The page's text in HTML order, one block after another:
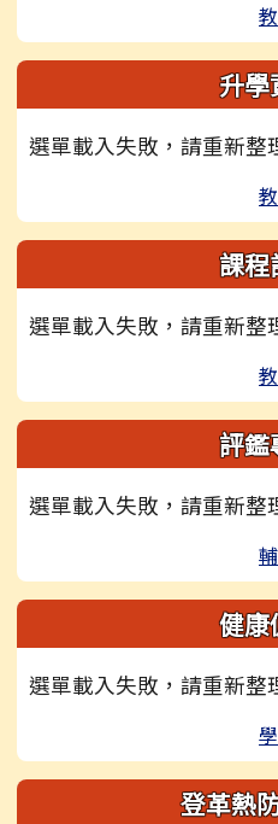
升學
選單載入失敗，請重新整
課程
選單載入失敗，請重新整
評鑑
選單載入失敗，請重新整
健康
選單載入失敗，請重新整
登革熱